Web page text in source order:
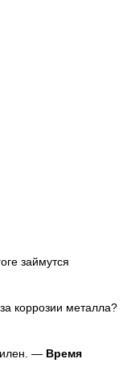
займутся
коррозии металла?
— Время